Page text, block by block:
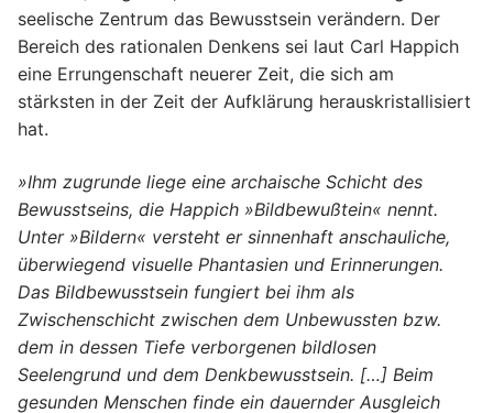
seelische Zentrum das Bewusstsein verändern. Der
Bereich des rationalen Denkens sei laut Carl Happich
eine Errungenschaft neuerer Zeit, die sich am
stärksten in der Zeit der Aufklärung herauskristallisiert
hat.
»Ihm zugrunde liege eine archaische Schicht des
Bewusstseins, die Happich »Bildbewußtein« nennt.
Unter »Bildern« versteht er sinnenhaft anschauliche,
überwiegend visuelle Phantasien und Erinnerungen.
Das Bildbewusstsein fungiert bei ihm als
Zwischenschicht zwischen dem Unbewussten bzw.
dem in dessen Tiefe verborgenen bildlosen
Seelengrund und dem Denkbewusstsein. […] Beim
gesunden Menschen finde ein dauernder Ausgleich